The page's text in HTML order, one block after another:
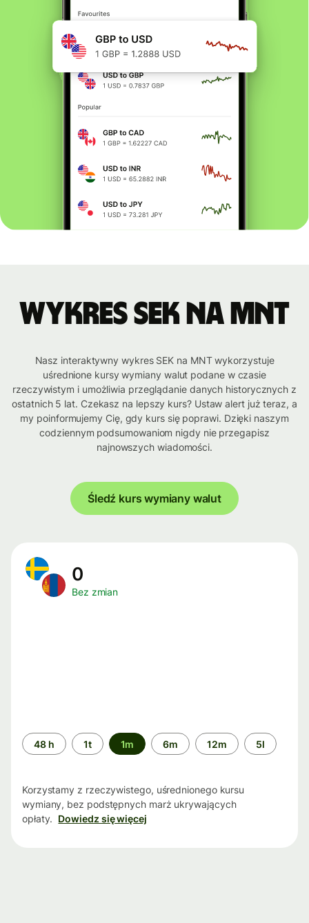
Wykres SEK na MNT
Nasz interaktywny wykres SEK na MNT wykorzystuje
uśrednione kursy wymiany walut podane w czasie
rzeczywistym i umożliwia przeglądanie danych historycznych z
ostatnich 5 lat. Czekasz na lepszy kurs? Ustaw alert już teraz, a
my poinformujemy Cię, gdy kurs się poprawi. Dzięki naszym
codziennym podsumowaniom nigdy nie przegapisz
najnowszych wiadomości.
Śledź kurs wymiany walut
0
Bez zmian
Przedział
czasu
48 h 1t 1m 6m 12m 5l
Korzystamy z rzeczywistego, uśrednionego kursu
wymiany, bez podstępnych marż ukrywających
opłaty. Dowiedz się więcej